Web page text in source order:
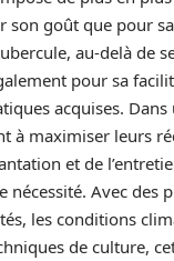
son goût que pour
au-delà de
pour sa
acquises.
à maximiser leurs
et de
nécessité. Avec des
les conditions
de culture,